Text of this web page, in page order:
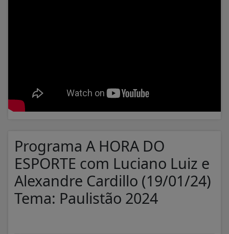
Programa A HORA DO
ESPORTE com Luciano Luiz e
Alexandre Cardillo (19/01/24)
Tema: Paulistão 2024